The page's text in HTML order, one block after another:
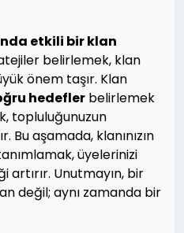
etkili bir klan
belirlemek, klan
önem taşır. Klan
hedefler belirlemek
topluluğunuzun
Bu aşamada, klanınızın
üyelerinizi
Unutmayın, bir
değil; aynı zamanda bir